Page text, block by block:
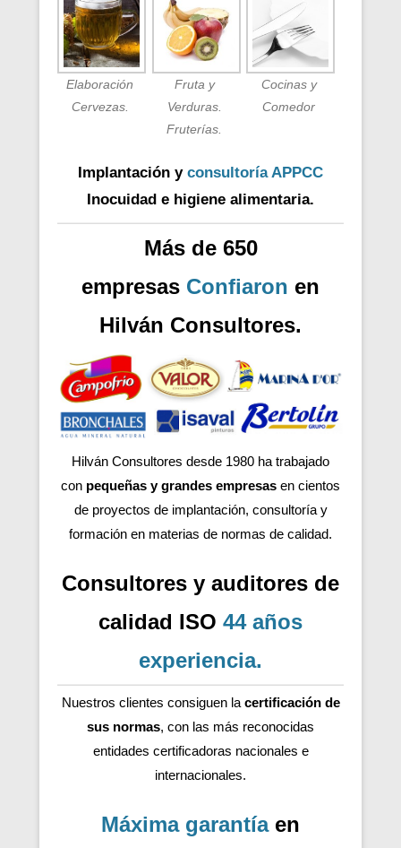
Elaboración
Cervezas.
Fruta y
Verduras.
Fruterías.
Cocinas y
Comedor
Implantación y consultoría APPCC
Inocuidad e higiene alimentaria.
Más de 650
empresas Confiaron en
Hilván Consultores.
Hilván Consultores desde 1980 ha trabajado
con pequeñas y grandes empresas en cientos
de proyectos de implantación, consultoría y
formación en materias de normas de calidad.
Consultores y auditores de
calidad ISO 44 años
experiencia.
Nuestros clientes consiguen la certificación de
sus normas, con las más reconocidas
entidades certificadoras nacionales e
internacionales.
Máxima garantíaen